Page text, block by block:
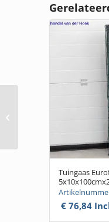
Tuingaas
€76,84